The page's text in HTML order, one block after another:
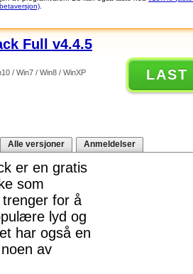
Full v4.4.5
/ Win7 / Win8 / WinXP LAST
Alle versjoner Anmeldelser
er en gratis
som
for å
lyd og
har også en
av